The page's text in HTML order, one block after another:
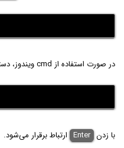
در صورت استفاده از cmd ویندوز، دستور فوق به این صورت تغییر می‌کند:
با زدن Enter ارتباط برقرار می‌شود.